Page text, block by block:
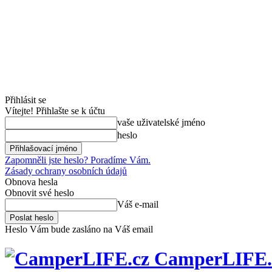
Přihlásit se
Vítejte! Přihlašte se k účtu
vaše uživatelské jméno
heslo
Zapomněli jste heslo? Poradíme Vám.
Zásady ochrany osobních údajů
Obnova hesla
Obnovit své heslo
Váš e-mail
Heslo Vám bude zasláno na Váš email